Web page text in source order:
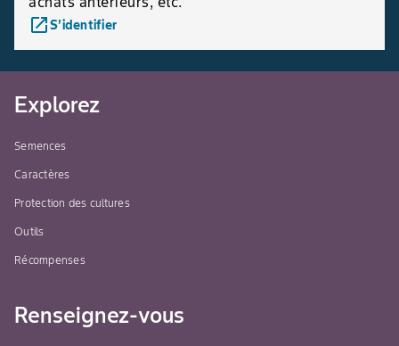
launchS’identifier
Explorez
Semences
Caractères
Protection des cultures
Outils
Récompenses
Renseignez-vous